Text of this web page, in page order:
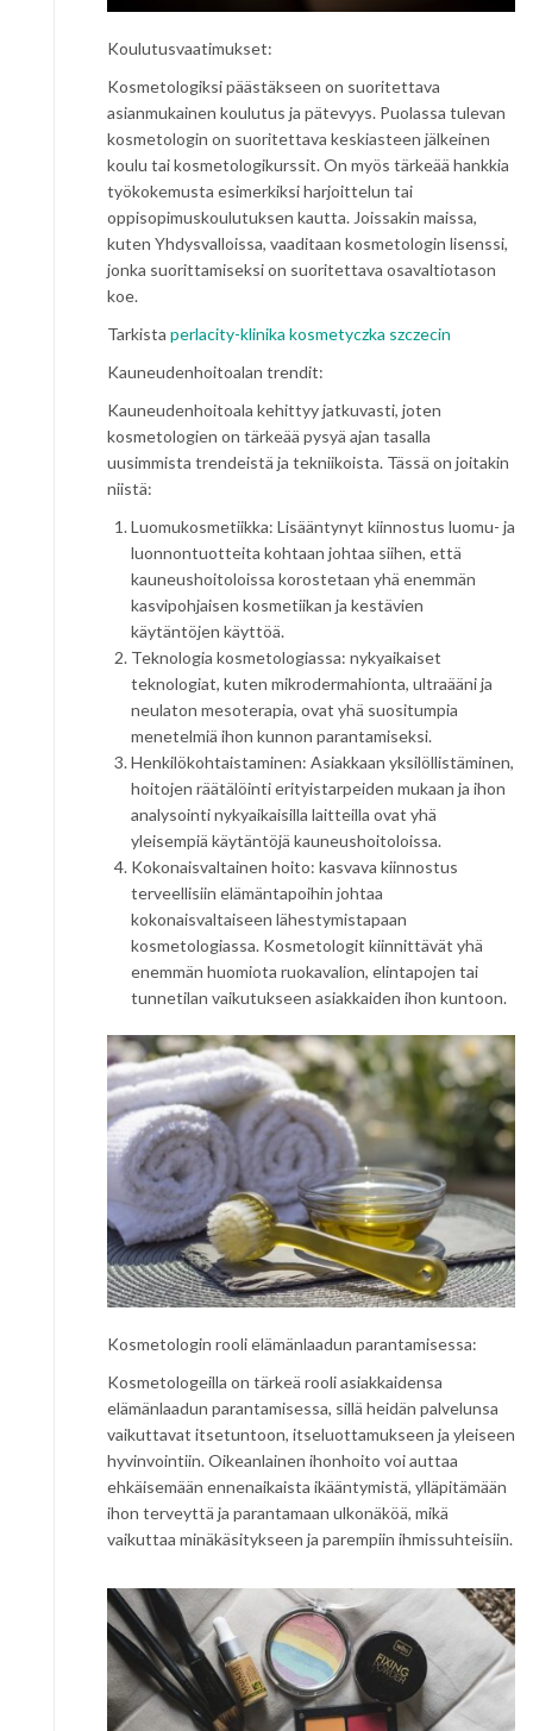
Koulutusvaatimukset:
Kosmetologiksi päästäkseen on suoritettava
asianmukainen koulutus ja pätevyys. Puolassa tulevan
kosmetologin on suoritettava keskiasteen jälkeinen
koulu tai kosmetologikurssit. On myös tärkeää hankkia
työkokemusta esimerkiksi harjoittelun tai
oppisopimuskoulutuksen kautta. Joissakin maissa,
kuten Yhdysvalloissa, vaaditaan kosmetologin lisenssi,
jonka suorittamiseksi on suoritettava osavaltiotason
koe.
Tarkista perlacity-klinika kosmetyczka szczecin
Kauneudenhoitoalan trendit:
Kauneudenhoitoala kehittyy jatkuvasti, joten
kosmetologien on tärkeää pysyä ajan tasalla
uusimmista trendeistä ja tekniikoista. Tässä on joitakin
niistä:
Luomukosmetiikka: Lisääntynyt kiinnostus luomu- ja
luonnontuotteita kohtaan johtaa siihen, että
kauneushoitoloissa korostetaan yhä enemmän
kasvipohjaisen kosmetiikan ja kestävien
käytäntöjen käyttöä.
Teknologia kosmetologiassa: nykyaikaiset
teknologiat, kuten mikrodermahionta, ultraääni ja
neulaton mesoterapia, ovat yhä suositumpia
menetelmiä ihon kunnon parantamiseksi.
Henkilökohtaistaminen: Asiakkaan yksilöllistäminen,
hoitojen räätälöinti erityistarpeiden mukaan ja ihon
analysointi nykyaikaisilla laitteilla ovat yhä
yleisempiä käytäntöjä kauneushoitoloissa.
Kokonaisvaltainen hoito: kasvava kiinnostus
terveellisiin elämäntapoihin johtaa
kokonaisvaltaiseen lähestymistapaan
kosmetologiassa. Kosmetologit kiinnittävät yhä
enemmän huomiota ruokavalion, elintapojen tai
tunnetilan vaikutukseen asiakkaiden ihon kuntoon.
Kosmetologin rooli elämänlaadun parantamisessa:
Kosmetologeilla on tärkeä rooli asiakkaidensa
elämänlaadun parantamisessa, sillä heidän palvelunsa
vaikuttavat itsetuntoon, itseluottamukseen ja yleiseen
hyvinvointiin. Oikeanlainen ihonhoito voi auttaa
ehkäisemään ennenaikaista ikääntymistä, ylläpitämään
ihon terveyttä ja parantamaan ulkonäköä, mikä
vaikuttaa minäkäsitykseen ja parempiin ihmissuhteisiin.